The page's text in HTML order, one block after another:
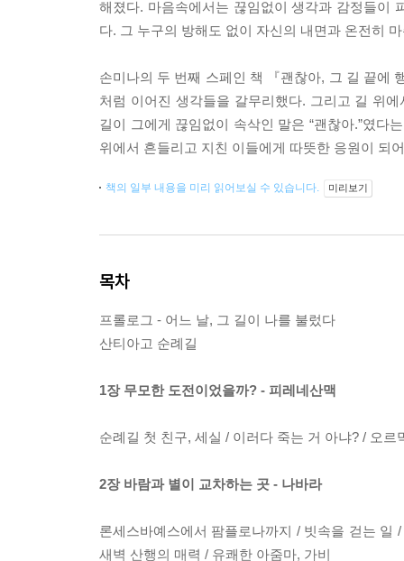
해졌다. 마음속에서는 끊임없이 생각과 감정들이
다. 그 누구의 방해도 없이 자신의 내면과 온전히
손미나의 두 번째 스페인 책 『괜찮아, 그 길 끝에
처럼 이어진 생각들을 갈무리했다. 그리고 길 위
길이 그에게 끊임없이 속삭인 말은 “괜찮아.”였다
위에서 흔들리고 지친 이들에게 따뜻한 응원이 되
책의 일부 내용을 미리 읽어보실 수 있습니다. 미리보기
목차
프롤로그 - 어느 날, 그 길이 나를 불렀다
산티아고 순례길
1장 무모한 도전이었을까? - 피레네산맥
순례길 첫 친구, 세실 / 이러다 죽는 거 아냐? / 오
2장 바람과 별이 교차하는 곳 - 나바라
론세스바예스에서 팜플로나까지 / 빗속을 걷는 일
새벽 산행의 매력 / 유쾌한 아줌마, 가비